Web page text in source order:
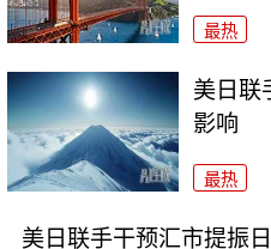
最热
美日联
影响
最热
美日联手干预汇市提振